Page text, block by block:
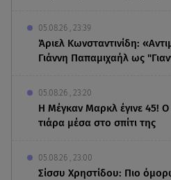
05.08.26 , 23:39
Άριελ Κωνσταντινίδη:
Γιάννη Παπαμιχαήλ ως
05.08.26 , 23:20
Η Μέγκαν Μαρκλ έγινε 45!
τιάρα μέσα στο σπίτι της
05.08.26 , 23:00
Σίσσυ Χρηστίδου: Πιο